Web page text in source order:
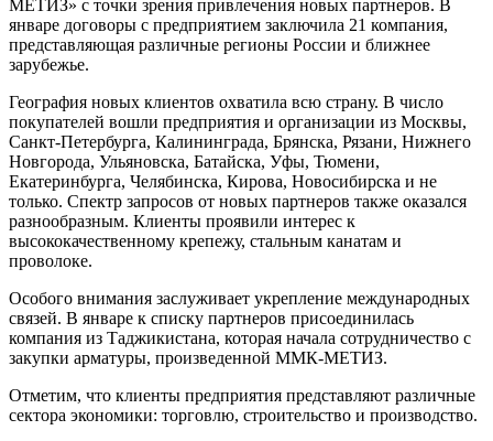
МЕТИЗ» с точки зрения привлечения новых партнеров. В
январе договоры с предприятием заключила 21 компания,
представляющая различные регионы России и ближнее
зарубежье.
География новых клиентов охватила всю страну. В число
покупателей вошли предприятия и организации из Москвы,
Санкт-Петербурга, Калининграда, Брянска, Рязани, Нижнего
Новгорода, Ульяновска, Батайска, Уфы, Тюмени,
Екатеринбурга, Челябинска, Кирова, Новосибирска и не
только. Спектр запросов от новых партнеров также оказался
разнообразным. Клиенты проявили интерес к
высококачественному крепежу, стальным канатам и
проволоке.
Особого внимания заслуживает укрепление международных
связей. В январе к списку партнеров присоединилась
компания из Таджикистана, которая начала сотрудничество с
закупки арматуры, произведенной ММК-МЕТИЗ.
Отметим, что клиенты предприятия представляют различные
сектора экономики: торговлю, строительство и производство.